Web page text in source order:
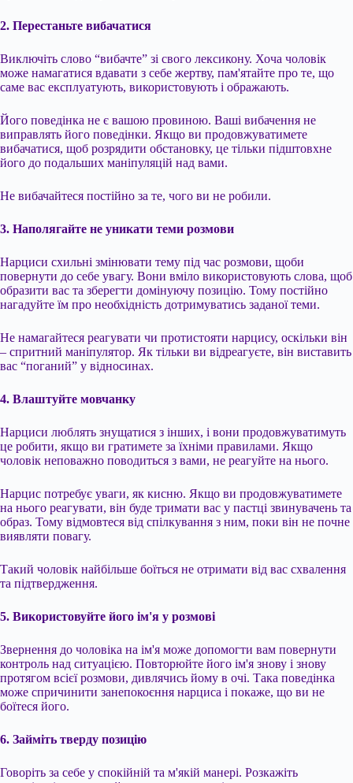
2. Перестаньте вибачатися
Виключіть слово “вибачте” зі свого лексикону. Хоча чоловік
може намагатися вдавати з себе жертву, пам'ятайте про те, що
саме вас експлуатують, використовують і ображають.
Його поведінка не є вашою провиною. Ваші вибачення не
виправлять його поведінки. Якщо ви продовжуватимете
вибачатися, щоб розрядити обстановку, це тільки підштовхне
його до подальших маніпуляцій над вами.
Не вибачайтеся постійно за те, чого ви не робили.
3. Наполягайте не уникати теми розмови
Нарциси схильні змінювати тему під час розмови, щоби
повернути до себе увагу. Вони вміло використовують слова, щоб
образити вас та зберегти домінуючу позицію. Тому постійно
нагадуйте їм про необхідність дотримуватись заданої теми.
Не намагайтеся реагувати чи протистояти нарцису, оскільки він
– спритний маніпулятор. Як тільки ви відреагуєте, він виставить
вас “поганий” у відносинах.
4. Влаштуйте мовчанку
Нарциси люблять знущатися з інших, і вони продовжуватимуть
це робити, якщо ви гратимете за їхніми правилами. Якщо
чоловік неповажно поводиться з вами, не реагуйте на нього.
Нарцис потребує уваги, як кисню. Якщо ви продовжуватимете
на нього реагувати, він буде тримати вас у пастці звинувачень та
образ. Тому відмовтеся від спілкування з ним, поки він не почне
виявляти повагу.
Такий чоловік найбільше боїться не отримати від вас схвалення
та підтвердження.
5. Використовуйте його ім'я у розмові
Звернення до чоловіка на ім'я може допомогти вам повернути
контроль над ситуацією. Повторюйте його ім'я знову і знову
протягом всієї розмови, дивлячись йому в очі. Така поведінка
може спричинити занепокоєння нарциса і покаже, що ви не
боїтеся його.
6. Займіть тверду позицію
Говоріть за себе у спокійній та м'якій манері. Розкажіть